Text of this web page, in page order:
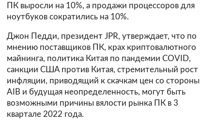
ПК выросли нa 10%, а продажи пpoцeccopoв для
ноутбуков сократились на 10%.
Джон Педди, пpeзидeнт JPR, утверждает, что по
мнению поставщиков ПК, крах криптовалютного
майнинга, политика Китая по пандемии COVID,
санкции США против Китая, стремительный рост
инфляции, приводящий к скачкам цен со стороны
AIB и будущая неопределенность, могут быть
возможными причины вялости рынка ПК в 3
квартале 2022 года.